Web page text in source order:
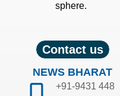
sphere.
Contact us
NEWS BHARAT
+91-9431 448